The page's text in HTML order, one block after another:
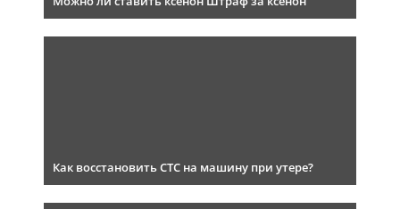
Как восстановить СТС на машину при утере?